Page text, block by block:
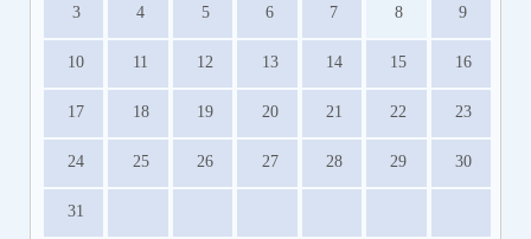
3 4 5 6 7 8 9
10 11 12 13 14 15 16
17 18 19 20 21 22 23
24 25 26 27 28 29 30
31